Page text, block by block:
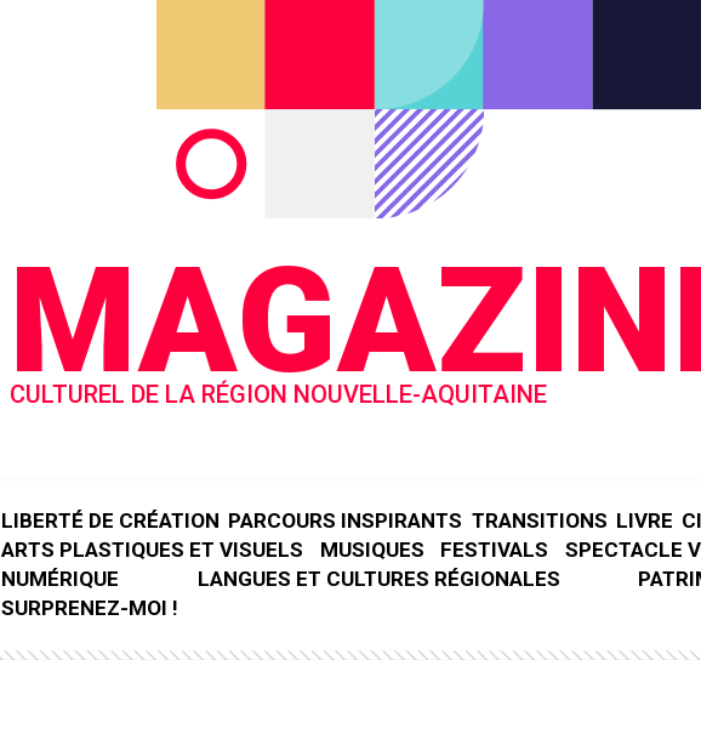
CULTUREL DE LA RÉGION NOUVELLE-AQUITAINE
LIBERTÉ DE CRÉATION PARCOURS INSPIRANTS TRANSITIONS LIVRE
ARTS PLASTIQUES ET VISUELS
MUSIQUES FESTIVALS
SPECTACLE
NUMÉRIQUE
LANGUES ET CULTURES RÉGIONALES
SURPRENEZ-MOI !